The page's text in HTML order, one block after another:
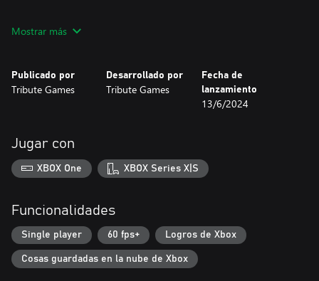
probada de su propia medicina! Muéstrales el poder de la
asombrosos niveles por todo el mundo, todo con un renderizado
Mostrar más
Publicado por
Tribute Games
Desarrollado por
Tribute Games
Fecha de
lanzamiento
13/6/2024
Jugar con
XBOX One XBOX Series X|S
Funcionalidades
Single player 60 fps+ Logros de Xbox
Cosas guardadas en la nube de Xbox